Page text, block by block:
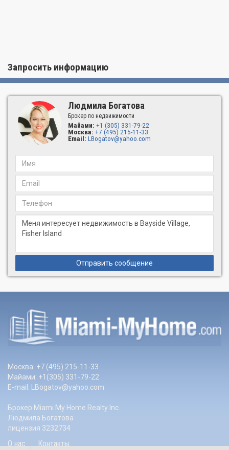
Запросить информацию
Людмила Богатова
Брокер по недвижимости
Майами: +1 (305) 331-79-22
Москва: +7 (495) 215-11-33
Email: LBogatov@yahoo.com
Отправить сообщение
Москва: +7 (495) 215-11-33
Майами: +1(305) 331-79-22
E-mail: LBogatov@yahoo.com
Брокер Miami My Home Realty Inc.
Людмила Богатова
лицензия 3232734
О нас Контакты